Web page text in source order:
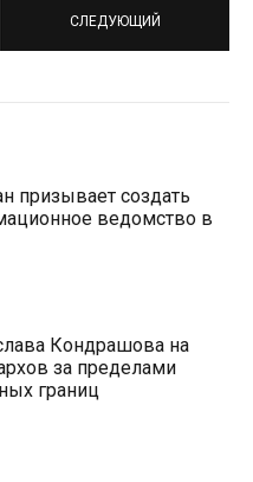
СЛЕДУЮЩИЙ
призывает создать
ведомство в
Кондрашова на
за пределами
границ